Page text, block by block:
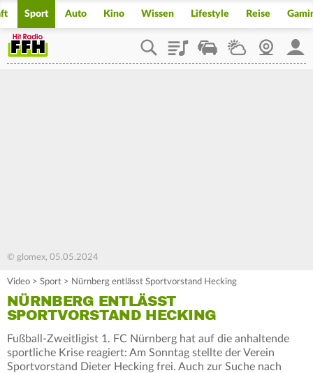
Sport Auto Kino Wissen Lifestyle Reise
PlaylistStaupilotWetterWebcam
© glomex, 05.05.2024
Video > Sport > Nürnberg entlässt Sportvorstand Hecking
NÜRNBERG ENTLÄSST
SPORTVORSTAND HECKING
Fußball-Zweitligist 1. FC Nürnberg hat auf die anhaltende
sportliche Krise reagiert: Am Sonntag stellte der Verein
Sportvorstand Dieter Hecking frei. Auch zur Suche nach